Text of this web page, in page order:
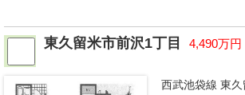
東久留米市前沢1丁目 4,490万円
西武池袋線 東